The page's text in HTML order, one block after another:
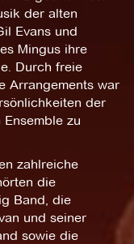
der alten
Evans und
Mingus ihre
Durch freie
Arrangements war
der
zu
zahlreiche
die
Band, die
und seiner
sowie die